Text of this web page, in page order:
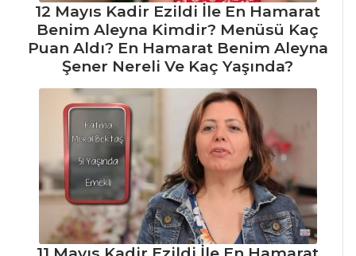
Demirhindi
Şerbeti
İçecekler Tüm
Tarifleri
PASTA VE
TATLILAR
Portakallı ve
Havuçlu Kek
YABAN MERSİNLİ
12 Mayıs Kadir Ezildi İle En Hamarat
Benim Aleyna Kimdir? Menüsü Kaç
Puan Aldı? En Hamarat Benim Aleyna
Şener Nereli Ve Kaç Yaşında?